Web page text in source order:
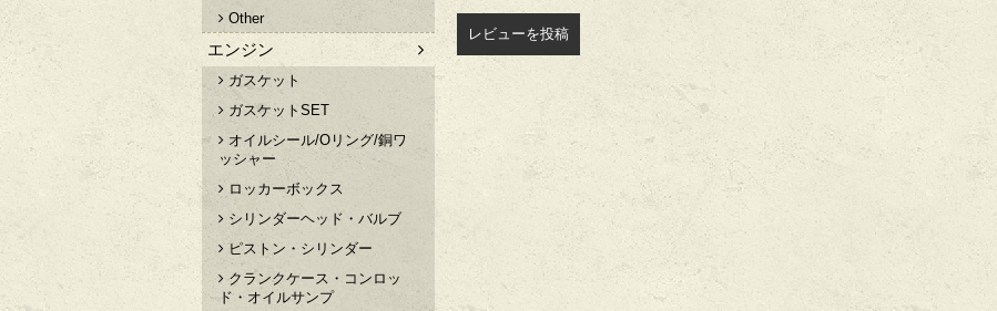
レビューを投稿
Other
エンジン
ガスケット
ガスケットSET
オイルシール/Oリング/銅ワ
ッシャー
ロッカーボックス
シリンダーヘッド・バルブ
ピストン・シリンダー
クランクケース・コンロッ
ド・オイルサンプ